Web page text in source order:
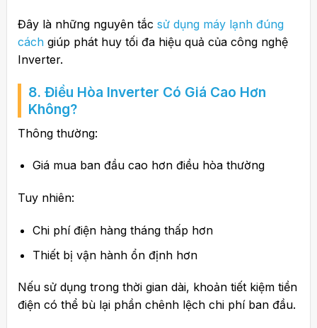
Đây là những nguyên tắc sử dụng máy lạnh đúng
cáchgiúp phát huy tối đa hiệu quả của công nghệ
Inverter.
8. Điều Hòa Inverter Có Giá Cao Hơn
Không?
Thông thường:
Giá mua ban đầu cao hơn điều hòa thường
Tuy nhiên:
Chi phí điện hàng tháng thấp hơn
Thiết bị vận hành ổn định hơn
Nếu sử dụng trong thời gian dài, khoản tiết kiệm tiền
điện có thể bù lại phần chênh lệch chi phí ban đầu.